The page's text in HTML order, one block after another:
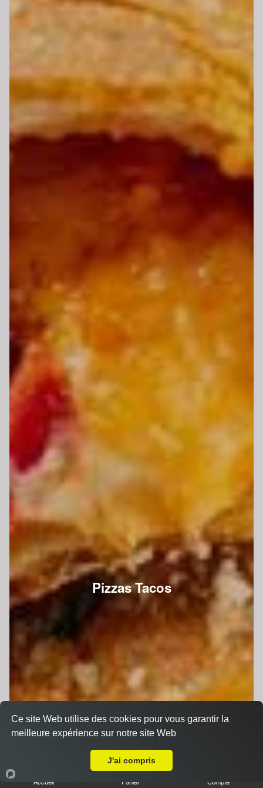
Pizzas Tacos
Accueil Panier Compte
Ce site Web utilise des cookies pour vous garantir la
meilleure expérience sur notre site Web
J'ai compris